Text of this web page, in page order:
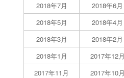
2018年7月
2018年6月
2018年5月
2018年4月
2018年3月
2018年2月
2018年1月
2017年12月
2017年11月
2017年10月